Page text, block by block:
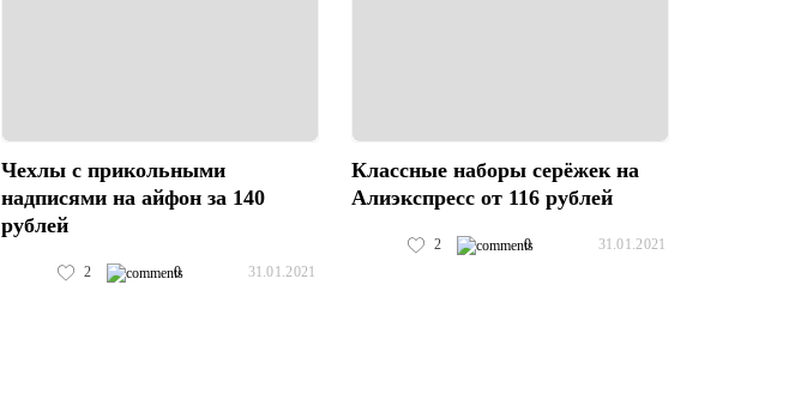
Чехлы с прикольными
надписями на айфон за 140
рублей
2 0 31.01.2021
Классные наборы серёжек на
Алиэкспресс от 116 рублей
2 0 31.01.2021